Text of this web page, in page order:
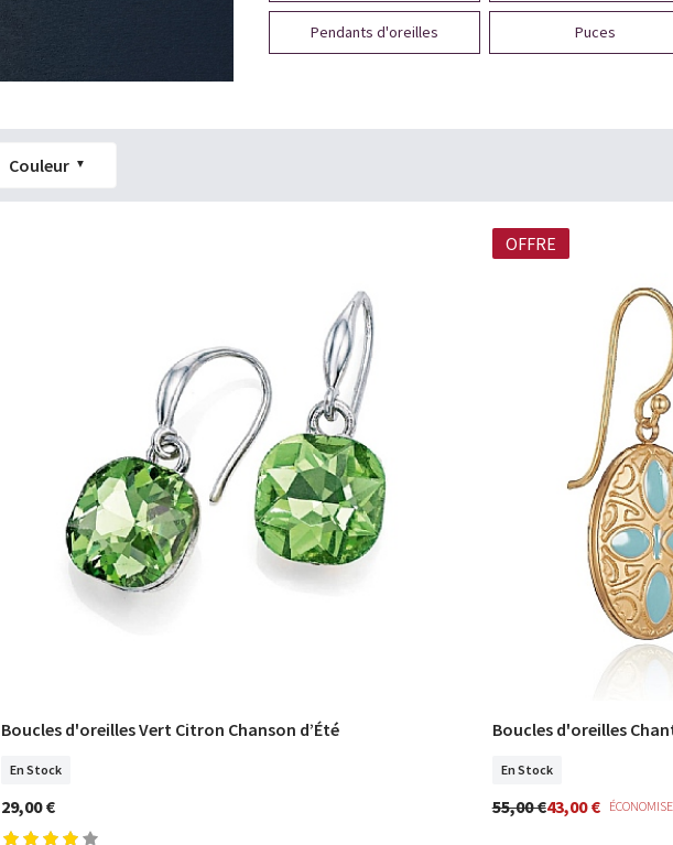
Pendants d'oreilles Puces
Couleur
COMMANDER
Boucles d'oreilles Vert Citron Chanson d’Été
En Stock
29,00 €
OFFRE
Boucles d'oreilles
En Stock
55,00 €43,00 €